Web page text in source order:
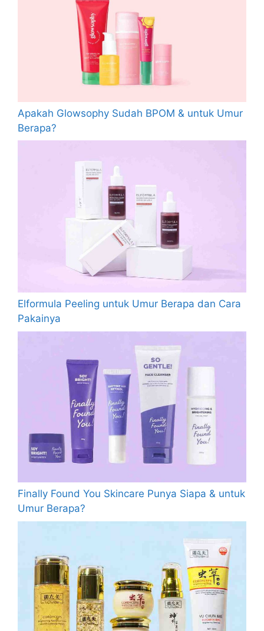
Apakah Glowsophy Sudah BPOM & untuk Umur
Berapa?
Elformula Peeling untuk Umur Berapa dan Cara
Pakainya
Finally Found You Skincare Punya Siapa & untuk
Umur Berapa?